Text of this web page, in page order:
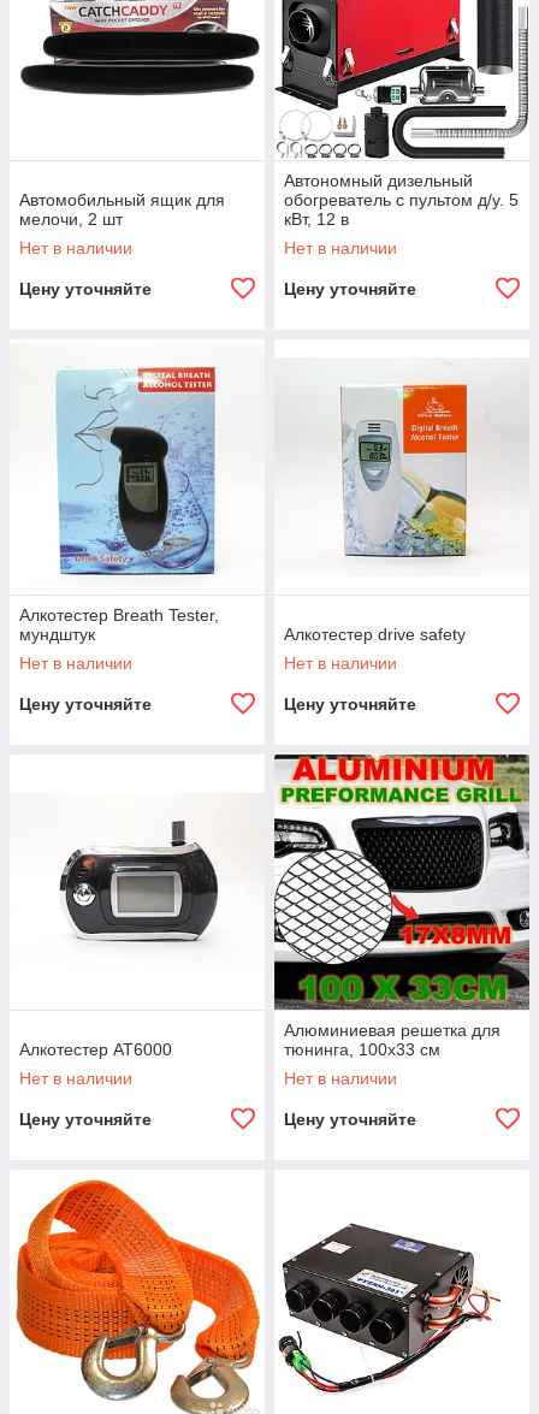
Автомобильный ящик для
мелочи, 2 шт
Нет в наличии
Цену уточняйте
Автономный дизельный
обогреватель с пультом д/у. 5
кВт, 12 в
Нет в наличии
Цену уточняйте
Алкотестер Breath Tester,
мундштук
Нет в наличии
Цену уточняйте
Алкотестер drive safety
Нет в наличии
Цену уточняйте
Алкотестер АТ6000
Нет в наличии
Цену уточняйте
Алюминиевая решетка для
тюнинга, 100x33 см
Нет в наличии
Цену уточняйте